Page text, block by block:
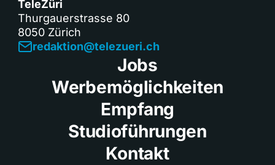
TeleZüri
Thurgauerstrasse 80
8050 Zürich
redaktion@telezueri.ch
Jobs
Werbemöglichkeiten
Empfang
Studioführungen
Kontakt